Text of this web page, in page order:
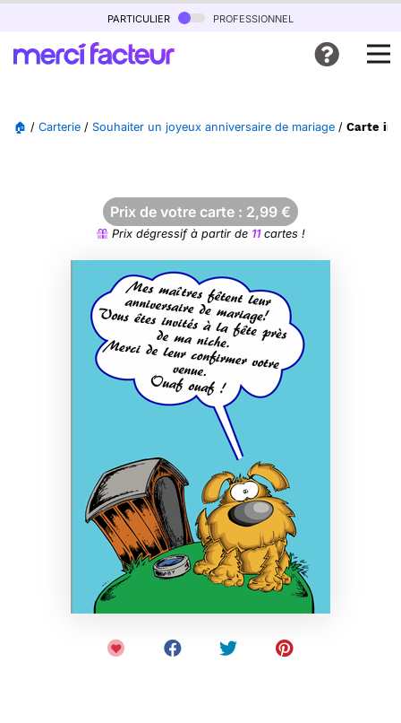
particulier professionnel
🏠 / Carterie / Souhaiter un joyeux anniversaire de mariage / Carte
Prix de votre carte : 2,99 €
Prix dégressif à partir de 11cartes !